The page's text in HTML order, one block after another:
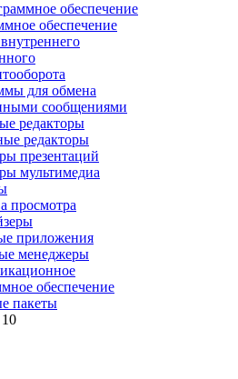
обеспечение
обеспечение
для обмена
сообщениями
редакторы
редакторы
презентаций
мультимедиа
просмотра
приложения
менеджеры
обеспечение
пакеты